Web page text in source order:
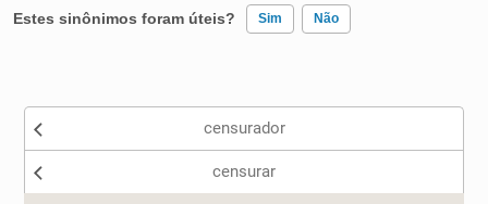
Sinônimos
Estes sinônimos foram úteis? Sim Não
Nenhum dos sinônimos apresentados me ajudou
censurador
censurar